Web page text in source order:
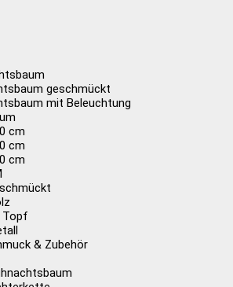
geschmückt
mit Beleuchtung
cm
cm
cm
Topf
& Zubehör